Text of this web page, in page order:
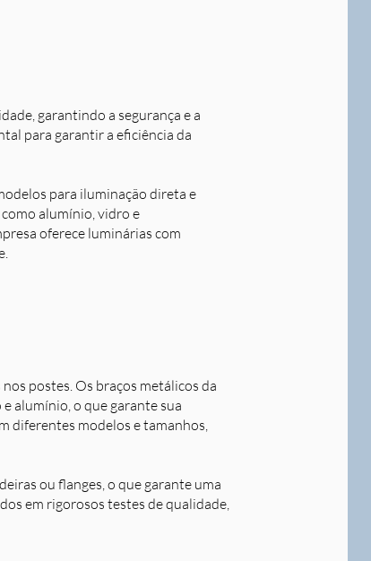
garantindo a segurança e a
para garantir a eficiência da
para iluminação direta e
alumínio, vidro e
oferece luminárias com
postes. Os braços metálicos da
alumínio, o que garante sua
diferentes modelos e tamanhos,
ou flanges, o que garante uma
em rigorosos testes de qualidade,